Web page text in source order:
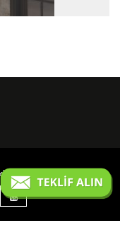
ROHAN MEDYA